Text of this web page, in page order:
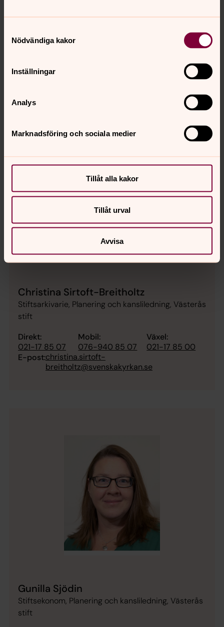
Nödvändiga kakor
Inställningar
Analys
Marknadsföring och sociala medier
Tillåt alla kakor
Tillåt urval
Avvisa
Fastighetsförvaltare, Planering och kansliledning,
E-post:tobias.ringstrom@svenskakyrkan.se
Christina Sirtoft-Breitholtz
Stiftsarkivarie, Planering och kansliledning, Västerås
stift
Direkt:
021-17 85 07
Mobil:
076-940 85 07
Växel:
021-17 85 00
E-post:christina.sirtoft-
breitholtz@svenskakyrkan.se
Gunilla Sjödin
Stiftsekonom, Planering och kansliledning, Västerås
stift